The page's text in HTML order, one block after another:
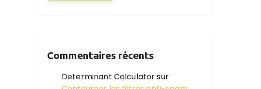
Commentaires récents
Determinant Calculatorsur